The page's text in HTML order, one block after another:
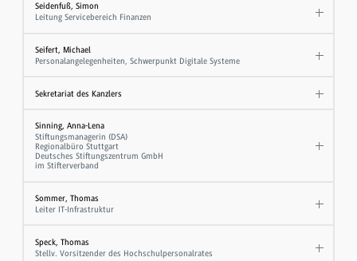
Seidenfuß, Simon
Leitung Servicebereich Finanzen
Seifert, Michael
Personalangelegenheiten, Schwerpunkt Digitale Systeme
Sekretariat des Kanzlers
Sinning, Anna-Lena
Stiftungsmanagerin (DSA)
Regionalbüro Stuttgart
Deutsches Stiftungszentrum GmbH
im Stifterverband
Sommer, Thomas
Leiter IT-Infrastruktur
Speck, Thomas
Stellv. Vorsitzender des Hochschulpersonalrates